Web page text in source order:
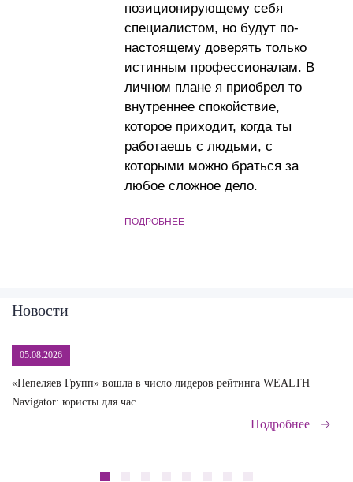
позиционирующему себя
специалистом, но будут по-
настоящему доверять только
истинным профессионалам. В
личном плане я приобрел то
внутреннее спокойствие,
которое приходит, когда ты
работаешь с людьми, с
которыми можно браться за
любое сложное дело.
ПОДРОБНЕЕ
Новости
05.08.2026
«Пепеляев Групп» вошла в число лидеров рейтинга WEALTH
Navigator: юристы для час...
Подробнее